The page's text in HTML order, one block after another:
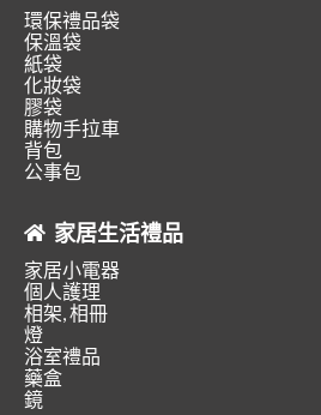
環保禮品袋
保溫袋
紙袋
化妝袋
膠袋
購物手拉車
背包
公事包
家居生活禮品
家居小電器
個人護理
相架, 相冊
燈
浴室禮品
藥盒
鏡